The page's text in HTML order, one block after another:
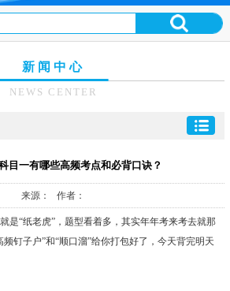
新闻中心
NEWS CENTER
目一有哪些高频考点和必背口诀？
来源： 作者：
是“纸老虎”，题型看着多，其实年年考来考去就那
钉子户”和“顺口溜”给你打包好了，今天背完明天